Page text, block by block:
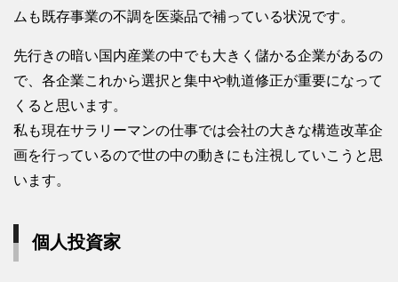
ムも既存事業の不調を医薬品で補っている状況です。
先行きの暗い国内産業の中でも大きく儲かる企業があるの
で、各企業これから選択と集中や軌道修正が重要になって
くると思います。
私も現在サラリーマンの仕事では会社の大きな構造改革企
画を行っているので世の中の動きにも注視していこうと思
います。
個人投資家